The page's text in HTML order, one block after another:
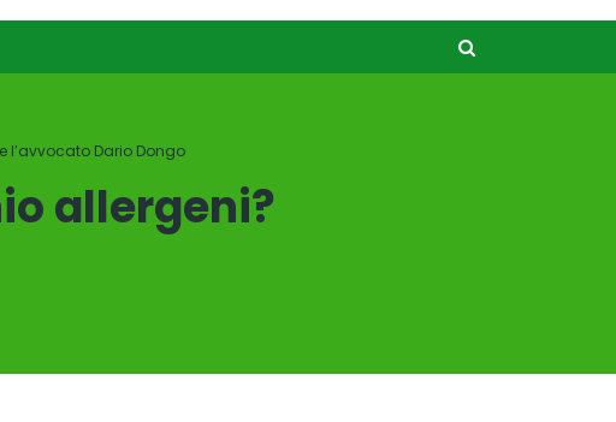
l’avvocato Dario Dongo
allergeni?